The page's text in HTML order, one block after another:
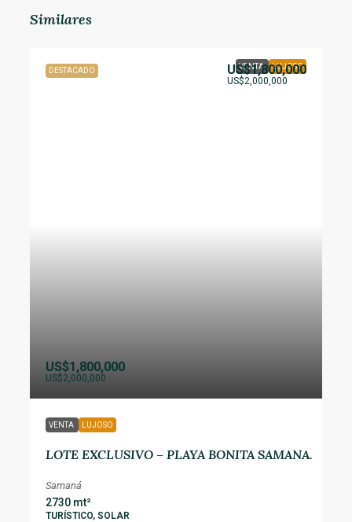
Similares
DESTACADO VENTA LUJOSO
US$1,800,000
US$2,000,000
VENTA LUJOSO
LOTE EXCLUSIVO – PLAYA BONITA SAMANA.
US$1,800,000
US$2,000,000
Samaná
2730 mt²
TURÍSTICO, SOLAR